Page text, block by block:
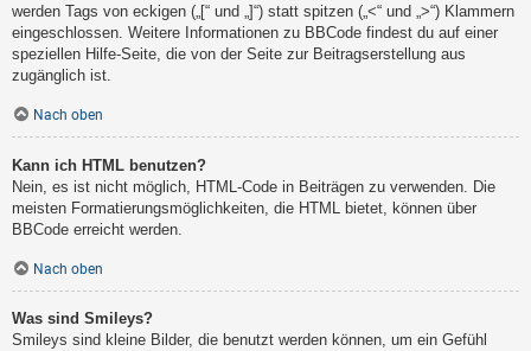
werden Tags von eckigen („[“ und „]“) statt spitzen („<“ und „>“) Klammern
eingeschlossen. Weitere Informationen zu BBCode findest du auf einer
speziellen Hilfe-Seite, die von der Seite zur Beitragserstellung aus
zugänglich ist.
Nach oben
Kann ich HTML benutzen?
Nein, es ist nicht möglich, HTML-Code in Beiträgen zu verwenden. Die
meisten Formatierungsmöglichkeiten, die HTML bietet, können über
BBCode erreicht werden.
Nach oben
Was sind Smileys?
Smileys sind kleine Bilder, die benutzt werden können, um ein Gefühl